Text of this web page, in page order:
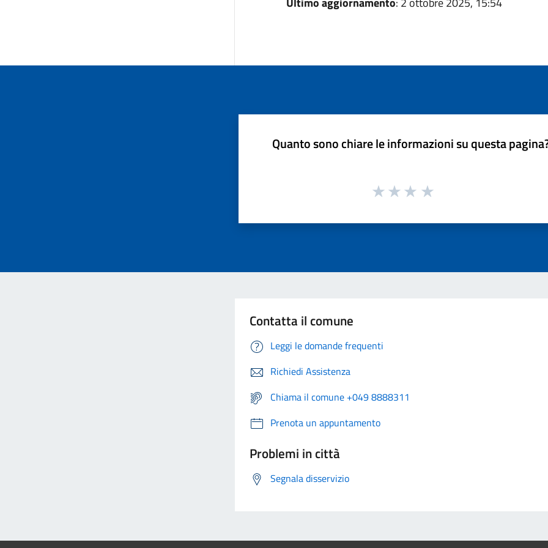
Quanto sono chiare le informazioni su questa
Contatta il comune
Leggi le domande frequenti
Richiedi Assistenza
Chiama il comune +049 8888311
Prenota un appuntamento
Problemi in città
Segnala disservizio